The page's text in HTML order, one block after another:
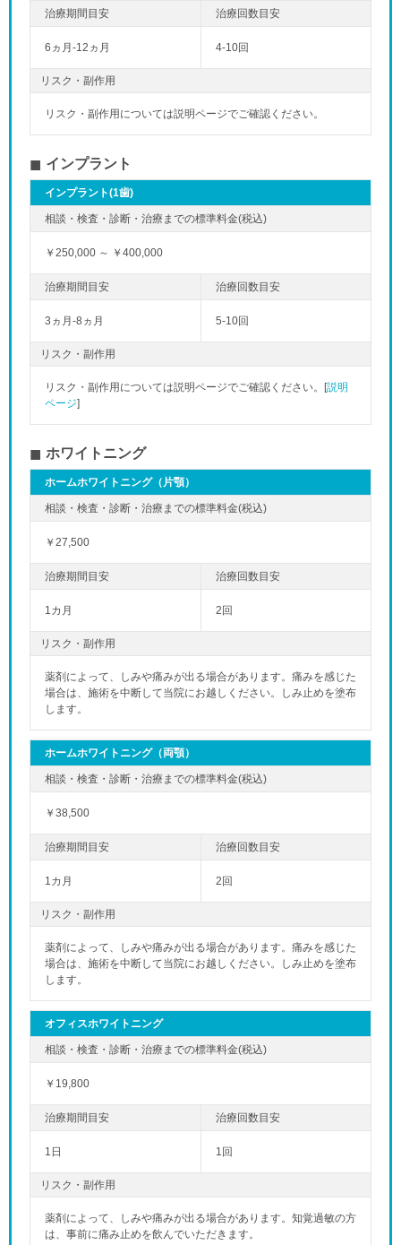
6ヵ月-12ヵ月 4-10回
リスク・副作用
リスク・副作用については説明ページでご確認ください。
インプラント
インプラント(1歯)
￥250,000 ～ ￥400,000
3ヵ月-8ヵ月 5-10回
リスク・副作用
リスク・副作用については説明ページでご確認ください。[説明
ページ]
ホワイトニング
ホームホワイトニング（片顎）
￥27,500
1カ月 2回
リスク・副作用
薬剤によって、しみや痛みが出る場合があります。痛みを感じた
場合は、施術を中断して当院にお越しください。しみ止めを塗布
します。
ホームホワイトニング（両顎）
￥38,500
1カ月 2回
リスク・副作用
薬剤によって、しみや痛みが出る場合があります。痛みを感じた
場合は、施術を中断して当院にお越しください。しみ止めを塗布
します。
オフィスホワイトニング
￥19,800
1日 1回
リスク・副作用
薬剤によって、しみや痛みが出る場合があります。知覚過敏の方
は、事前に痛み止めを飲んでいただきます。